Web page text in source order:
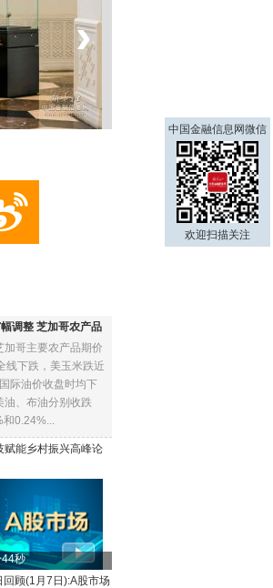
›
调整 芝加哥农产品
加哥主要农产品期价
线下跌，美玉米跌近
际油价收盘时均下
油、布油分别收跌
和0.24%...
赋能乡村振兴高峰论
44秒
回顾(1月7日):A股市场
中国金融信息网微信
欢迎扫描关注